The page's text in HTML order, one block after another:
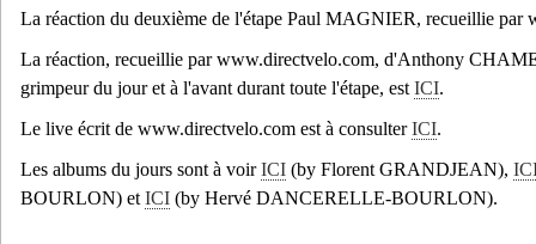
La réaction du deuxième de l'étape Paul MAGNIER, recueillie par
La réaction, recueillie par www.directvelo.com, d'Anthony
grimpeur du jour et à l'avant durant toute l'étape, est ICI.
Le live écrit de www.directvelo.com est à consulterICI.
Les albums du jours sont à voirICI (by Florent GRANDJEAN),
BOURLON) et ICI (by Hervé DANCERELLE-BOURLON).